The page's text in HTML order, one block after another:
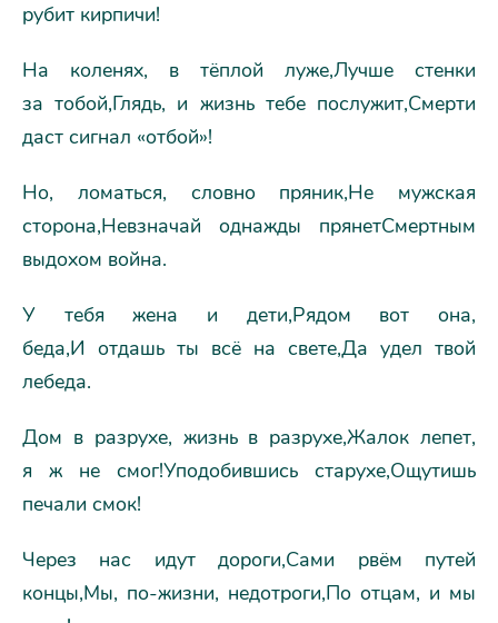
рубит кирпичи!
На коленях, в тёплой луже,Лучше стенки
за тобой,Глядь, и жизнь тебе послужит,Смерти
даст сигнал «отбой»!
Но, ломаться, словно пряник,Не мужская
сторона,Невзначай однажды прянетСмертным
выдохом война.
У тебя жена и дети,Рядом вот она,
беда,И отдашь ты всё на свете,Да удел твой
лебеда.
Дом в разрухе, жизнь в разрухе,Жалок лепет,
я ж не смог!Уподобившись старухе,Ощутишь
печали смок!
Через нас идут дороги,Сами рвём путей
концы,Мы, по-жизни, недотроги,По отцам, и мы